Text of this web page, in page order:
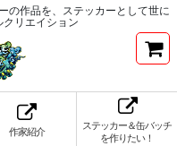
の作品を、ステッカーとして世に
リエイション
作家紹介
ステッカー＆缶バッチ
を作りたい！